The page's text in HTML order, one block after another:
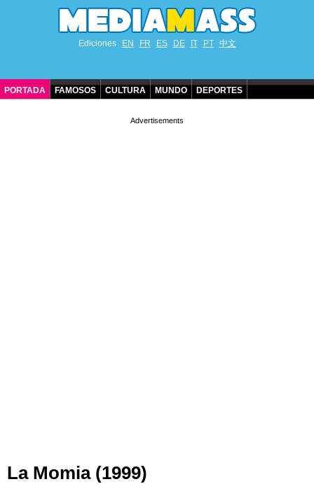
Ediciones EN FR ES DE IT PT 中文
PORTADA FAMOSOS CULTURA MUNDO DEPORTES
La Momia (1999)